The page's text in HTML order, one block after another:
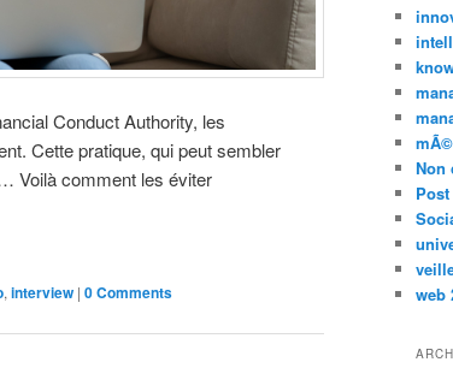
Conduct Authority, les
Cette pratique, qui peut sembler
Voilà comment les éviter
, interview | 0 Comments
Non
web